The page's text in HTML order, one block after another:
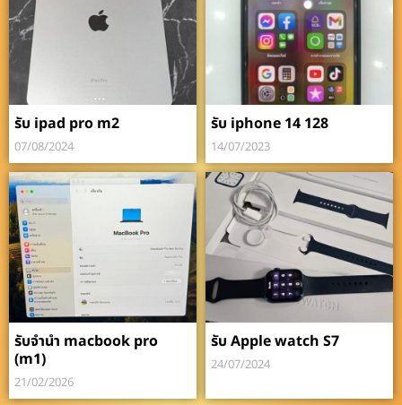
รับ ipad pro m2
07/08/2024
รับ iphone 14 128
14/07/2023
รับจำนำ macbook pro
(m1)
21/02/2026
รับ Apple watch S7
24/07/2024